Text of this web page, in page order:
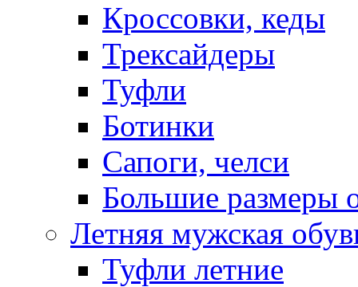
Кроссовки, кеды
Трексайдеры
Туфли
Ботинки
Сапоги, челси
Большие размеры
Летняя мужская
Туфли летние